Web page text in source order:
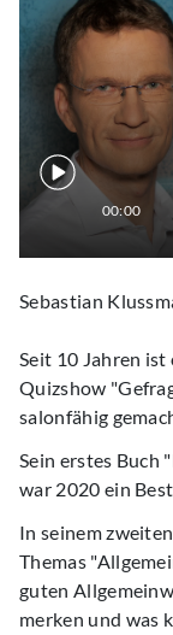
00:00
Sebastian
Seit 10 Jahren ist
Quizshow
salonfähig
Sein erstes Buch
war 2020 ein
In seinem
Themas
guten
merken und was